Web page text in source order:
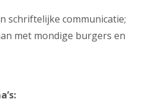
schriftelijke communicatie;
met mondige burgers en